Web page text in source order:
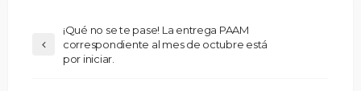
¡Qué no se te pase! La entrega PAAM
correspondiente al mes de octubre está
por iniciar.